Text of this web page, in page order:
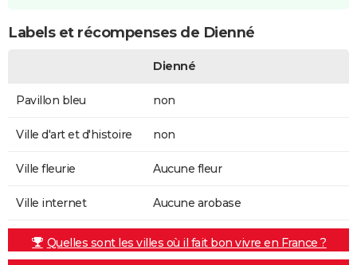
Labels et récompenses de Dienné
Dienné
Pavillon bleu non
Ville d'art et d'histoire non
Ville fleurie Aucune fleur
Ville internet Aucune arobase
Quelles sont les villes où il fait bon vivre en France ?